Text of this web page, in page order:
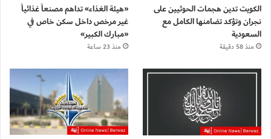
الكويت تدين هجمات الحوثيين على
نجران وتؤكد تضامنها الكامل مع
السعودية
منذ 58 دقيقة
«هيئة الغذاء» تداهم مصنعاً غذائياً
غير مرخص داخل سكن خاص في
«مبارك الكبير»
منذ 23 ساعة